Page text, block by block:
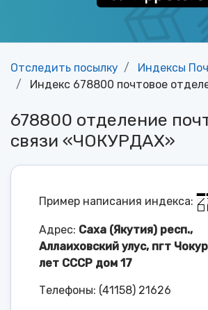
Отследить посылку
Индексы
Индекс 678800 почтовое
678800 отделение
связи «ЧОКУРДАХ»
Пример написания индекса:
Адрес: Саха (Якутия) респ.,
Аллаиховский улус, пгт
лет СССР дом 17
Телефоны: (41158) 21626